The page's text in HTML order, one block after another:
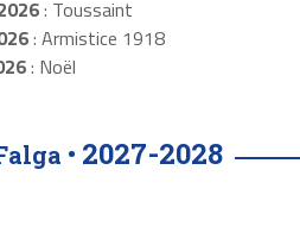
: Toussaint
: Armistice 1918
: Noël
• 2027-2028